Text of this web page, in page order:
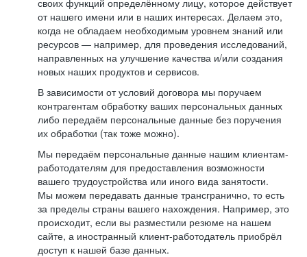
своих функций определённому лицу, которое действует
от нашего имени или в наших интересах. Делаем это,
когда не обладаем необходимым уровнем знаний или
ресурсов — например, для проведения исследований,
направленных на улучшение качества и/или создания
новых наших продуктов и сервисов.
В зависимости от условий договора мы поручаем
контрагентам обработку ваших персональных данных
либо передаём персональные данные без поручения
их обработки (так тоже можно).
Мы передаём персональные данные нашим клиентам-
работодателям для предоставления возможности
вашего трудоустройства или иного вида занятости.
Мы можем передавать данные трансгранично, то есть
за пределы страны вашего нахождения. Например, это
происходит, если вы разместили резюме на нашем
сайте, а иностранный клиент-работодатель приобрёл
доступ к нашей базе данных.